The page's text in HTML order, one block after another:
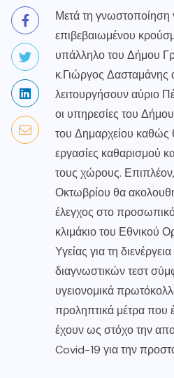
Μετά τη γνωστοποίηση
επιβεβαιωμένου
υπάλληλο του Δήμου
κ.Γιώργος Δασταμάνης
λειτουργήσουν αύριο
οι υπηρεσίες του
του Δημαρχείου
εργασίες καθαρισμού
τους χώρους.
Οκτωβρίου θα
έλεγχος στο
κλιμάκιο του Εθνικού
Υγείας για τη
διαγνωστικών τεστ
υγειονομικά
προληπτικά μέτρα που
έχουν ως στόχο την
Covid-19 για την